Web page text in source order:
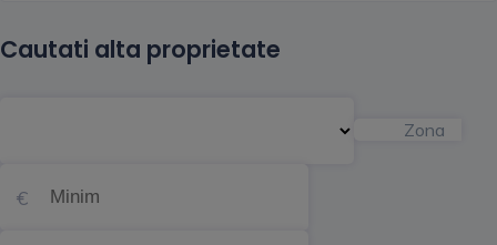
Cautati alta proprietate
Zona